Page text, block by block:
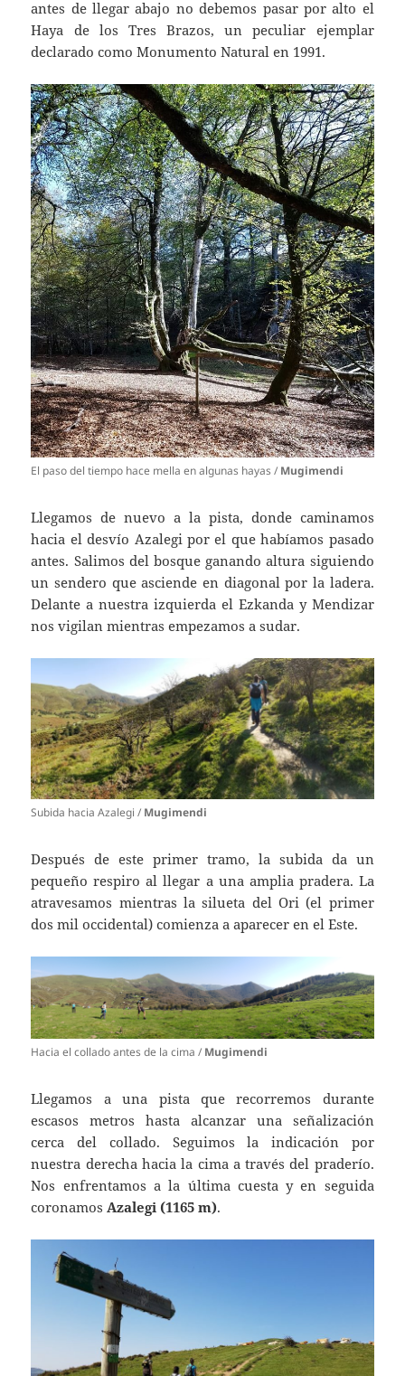
antes de llegar abajo no debemos pasar por alto el
Haya de los Tres Brazos, un peculiar ejemplar
declarado como Monumento Natural en 1991.
El paso del tiempo hace mella en algunas hayas / Mugimendi
Llegamos de nuevo a la pista, donde caminamos
hacia el desvío Azalegi por el que habíamos pasado
antes. Salimos del bosque ganando altura siguiendo
un sendero que asciende en diagonal por la ladera.
Delante a nuestra izquierda el Ezkanda y Mendizar
nos vigilan mientras empezamos a sudar.
Subida hacia Azalegi / Mugimendi
Después de este primer tramo, la subida da un
pequeño respiro al llegar a una amplia pradera. La
atravesamos mientras la silueta del Ori (el primer
dos mil occidental) comienza a aparecer en el Este.
Hacia el collado antes de la cima / Mugimendi
Llegamos a una pista que recorremos durante
escasos metros hasta alcanzar una señalización
cerca del collado. Seguimos la indicación por
nuestra derecha hacia la cima a través del praderío.
Nos enfrentamos a la última cuesta y en seguida
coronamosAzalegi (1165 m).